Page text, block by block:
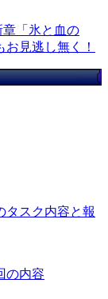
章「氷と血の
見逃し無く！
タスク内容と報
の内容